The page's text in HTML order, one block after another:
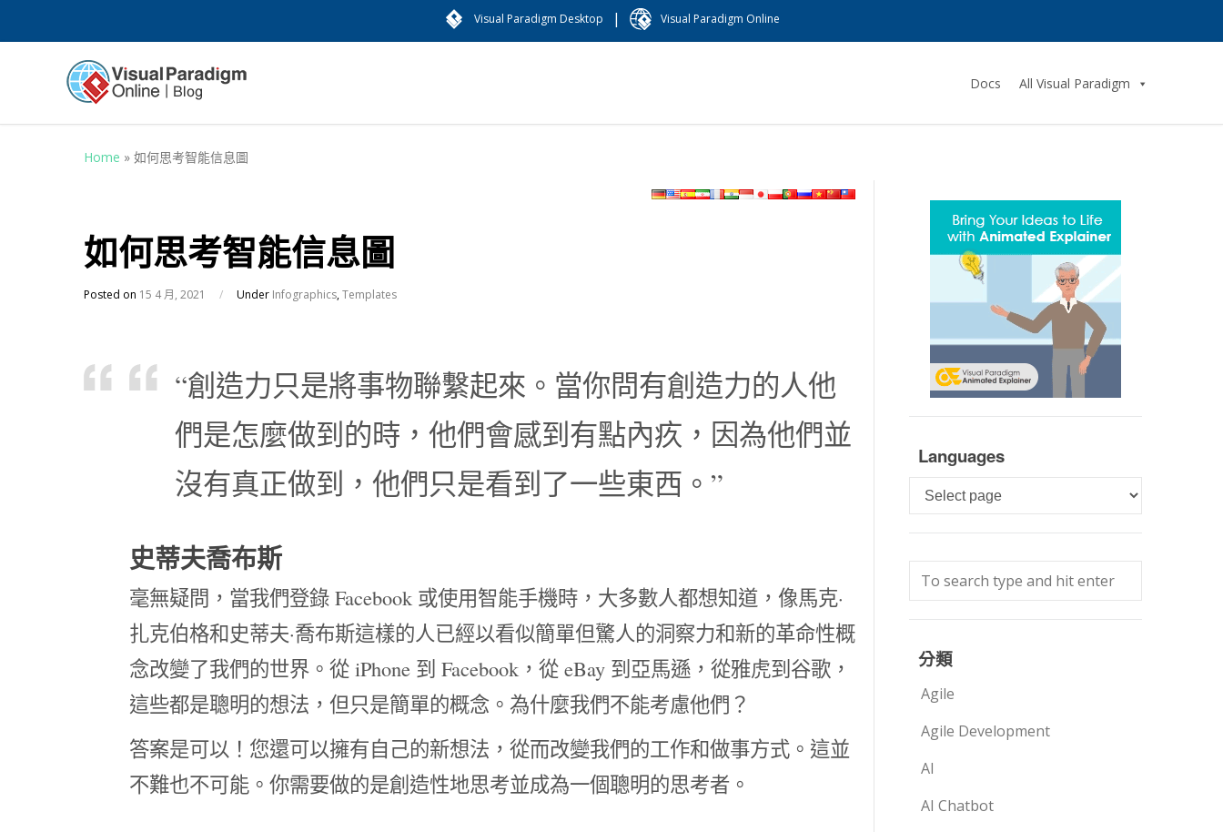
Visual Paradigm Desktop | Visual Paradigm Online
Docs All Visual Paradigm
Home » 如何思考智能信息圖
如何思考智能信息圖
Posted on 15 4 月, 2021 / Under Infographics,Templates
“創造力只是將事物聯繫起來。當你問有創造力的人他
們是怎麼做到的時，他們會感到有點內疚，因為他們並
沒有真正做到，他們只是看到了一些東西。”
史蒂夫喬布斯
毫無疑問，當我們登錄 Facebook 或使用智能手機時，大多數人都想知道，像馬克·
扎克伯格和史蒂夫·喬布斯這樣的人已經以看似簡單但驚人的洞察力和新的革命性概
念改變了我們的世界。從 iPhone 到 Facebook，從 eBay 到亞馬遜，從雅虎到谷歌，
這些都是聰明的想法，但只是簡單的概念。為什麼我們不能考慮他們？
答案是可以！您還可以擁有自己的新想法，從而改變我們的工作和做事方式。這並
不難也不可能。你需要做的是創造性地思考並成為一個聰明的思考者。
Languages
Languages
分類
Agile
Agile Development
AI
AI Chatbot